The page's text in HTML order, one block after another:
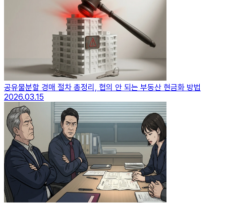
공유물분할 경매 절차 총정리, 협의 안 되는 부동산 현금화 방법
2026.03.15